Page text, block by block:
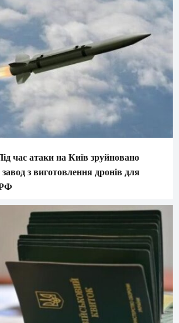
час атаки на Київ зруйновано
з виготовлення дронів для